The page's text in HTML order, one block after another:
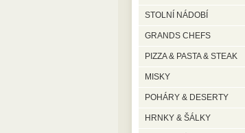
STOLNÍ NÁDOBÍ
GRANDS CHEFS
PIZZA & PASTA & STEAK
MISKY
POHÁRY & DESERTY
HRNKY & ŠÁLKY